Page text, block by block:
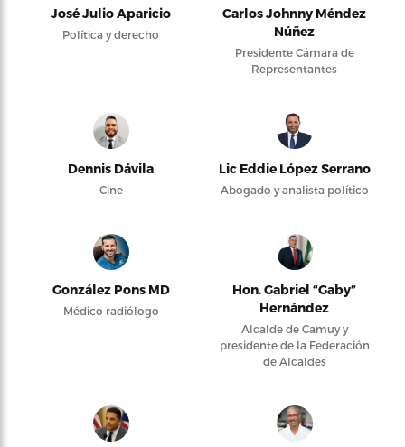
José Julio Aparicio
Política y derecho
Carlos Johnny Méndez
Núñez
Presidente Cámara de
Representantes
Dennis Dávila
Cine
Lic Eddie López Serrano
Abogado y analista político
González Pons MD
Médico radiólogo
Hon. Gabriel “Gaby”
Hernández
Alcalde de Camuy y
presidente de la Federación
de Alcaldes